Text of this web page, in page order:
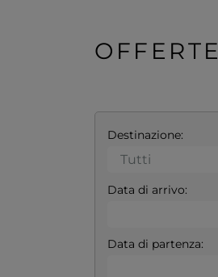
OFFERTE
Destinazione:
Data di arrivo:
Data di partenza: